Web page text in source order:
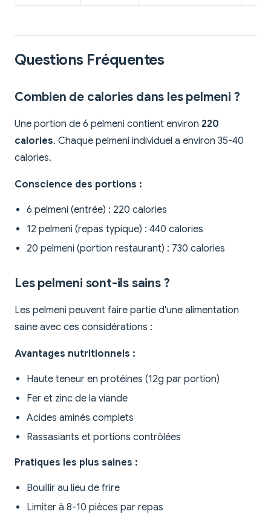
Questions Fréquentes
Combien de calories dans les pelmeni ?
Une portion de 6 pelmeni contient environ 220
calories. Chaque pelmeni individuel a environ 35-40
calories.
Conscience des portions :
6 pelmeni (entrée) : 220 calories
12 pelmeni (repas typique) : 440 calories
20 pelmeni (portion restaurant) : 730 calories
Les pelmeni sont-ils sains ?
Les pelmeni peuvent faire partie d'une alimentation
saine avec ces considérations :
Avantages nutritionnels :
Haute teneur en protéines (12g par portion)
Fer et zinc de la viande
Acides aminés complets
Rassasiants et portions contrôlées
Pratiques les plus saines :
Bouillir au lieu de frire
Limiter à 8-10 pièces par repas